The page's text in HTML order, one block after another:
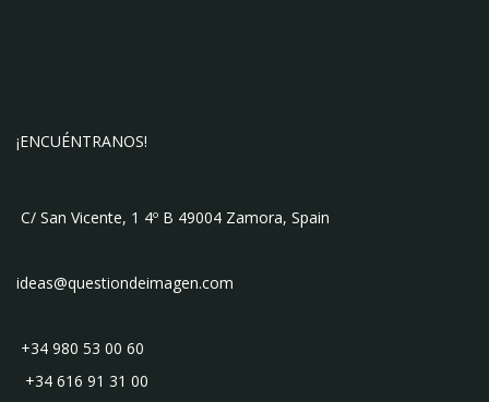
¡ENCUÉNTRANOS!
C/ San Vicente, 1 4º B 49004 Zamora, Spain
ideas@questiondeimagen.com
+34 980 53 00 60
+34 616 91 31 00